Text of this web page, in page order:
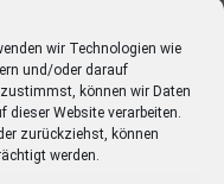
wir Technologien wie
und/oder darauf
können wir Daten
dieser Website verarbeiten.
zurückziehst, können
werden.
Moderatorin
Spaß?”